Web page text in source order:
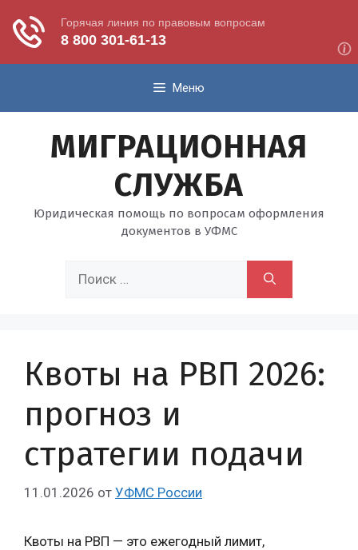
содержимому
Меню
МИГРАЦИОННАЯ
СЛУЖБА
Юридическая помощь по вопросам оформления
документов в УФМС
Квоты на РВП 2026:
прогноз и
стратегии подачи
11.01.2026 от УФМС России
Квоты на РВП — это ежегодный лимит,